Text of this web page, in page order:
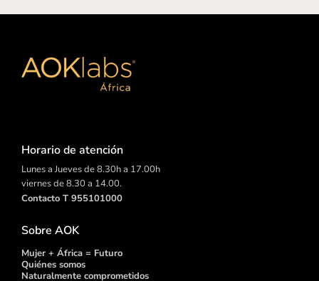
Horario de atención
Lunes a Jueves de 8.30h a 17.00h
viernes de 8.30 a 14.00.
Contacto T 955101000
Sobre AOK
Mujer + África = Futuro
Quiénes somos
Naturalmente comprometidos